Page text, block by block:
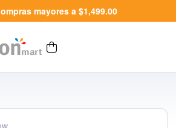
mayores a $1,499.00